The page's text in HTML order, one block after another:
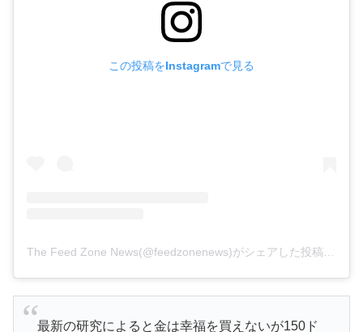
この投稿をInstagramで見る
最新の研究によると金は幸福を買えないが150ド